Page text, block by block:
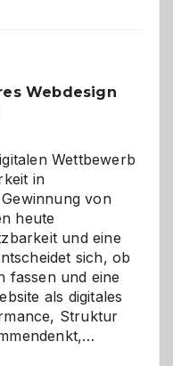
Webdesign
Wettbewerb
in
von
heute
und eine
sich, ob
fassen und eine
als digitales
Struktur